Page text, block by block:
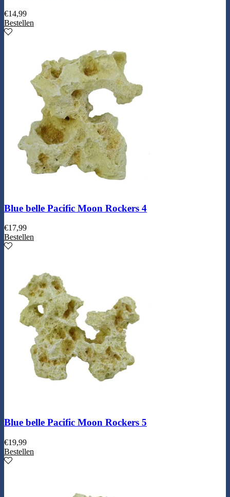
€14,99
Bestellen
Blue belle Pacific Moon Rockers 4
€17,99
Bestellen
Blue belle Pacific Moon Rockers 5
€19,99
Bestellen